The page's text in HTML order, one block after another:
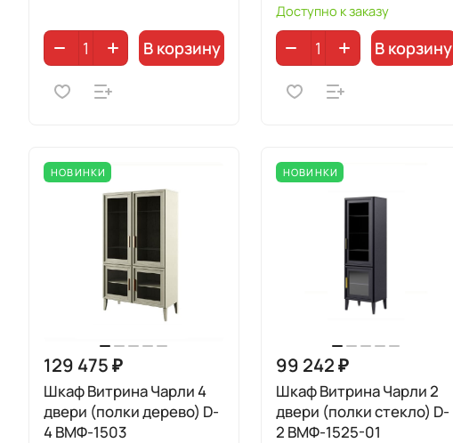
В корзину
Доступно к заказу
В корзину
НОВИНКИ
129 475 ₽
Шкаф Витрина Чарли 4
двери (полки дерево) D-
4 ВМФ-1503
НОВИНКИ
99 242 ₽
Шкаф Витрина Чарли 2
двери (полки стекло) D-
2 ВМФ-1525-01